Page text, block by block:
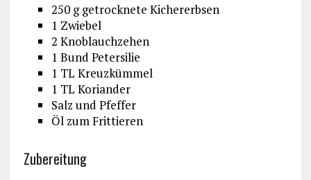
250 g getrocknete Kichererbsen
1 Zwiebel
2 Knoblauchzehen
1 Bund Petersilie
1 TL Kreuzkümmel
1 TL Koriander
Salz und Pfeffer
Öl zum Frittieren
Zubereitung